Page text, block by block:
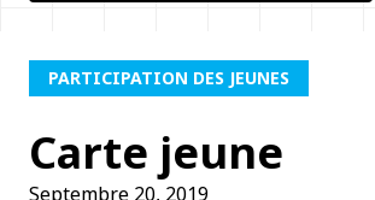
PARTICIPATION DES JEUNES
Carte jeune
Septembre 20, 2019